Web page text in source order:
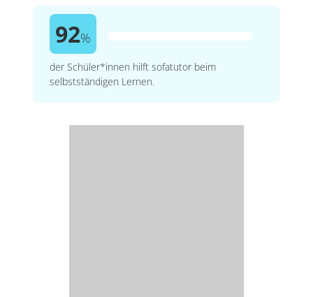
92%
der Schüler*innen hilft sofatutor beim
selbstständigen Lernen.